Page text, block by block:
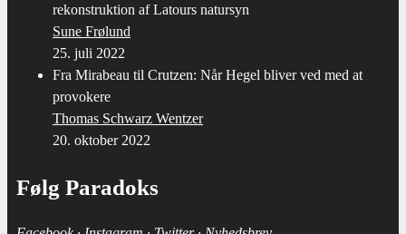
rekonstruktion af Latours natursyn
Sune Frølund
25. juli 2022
Fra Mirabeau til Crutzen: Når Hegel bliver ved med at
provokere
Thomas Schwarz Wentzer
20. oktober 2022
Følg Paradoks